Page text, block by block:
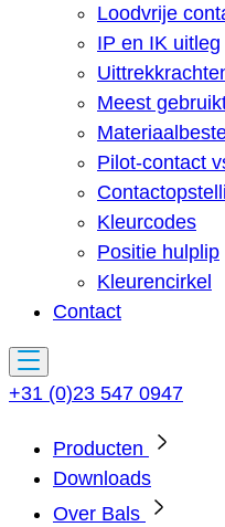
Loodvrije
IP en IK uitleg
Meest
Pilot-contact
Kleurcodes
Positie hulplip
Kleurencirkel
Contact
+31 (0)23 547 0947
Producten
Downloads
Over Bals